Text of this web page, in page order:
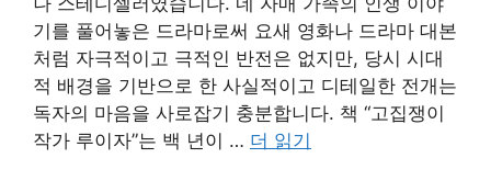
기를 풀어놓은 드라마로써 요새 영화나 드라마 대본
처럼 자극적이고 극적인 반전은 없지만, 당시 시대
적 배경을 기반으로 한 사실적이고 디테일한 전개는
독자의 마음을 사로잡기 충분합니다. 책 “고집쟁이
작가 루이자”는 백 년이 … 더 읽기